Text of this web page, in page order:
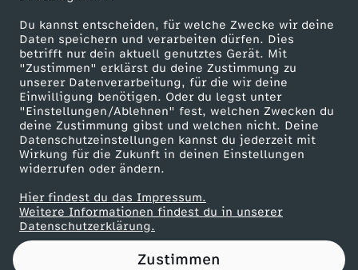
Du kannst entscheiden, für welche Zwecke wir deine
Daten speichern und verarbeiten dürfen. Dies
betrifft nur dein aktuell genutztes Gerät. Mit
"Zustimmen" erklärst du deine Zustimmung zu
unserer Datenverarbeitung, für die wir deine
Einwilligung benötigen. Oder du legst unter
"Einstellungen/Ablehnen" fest, welchen Zwecken du
deine Zustimmung gibst und welchen nicht. Deine
Datenschutzeinstellungen kannst du jederzeit mit
Wirkung für die Zukunft in deinen Einstellungen
widerrufen oder ändern.
Hier findest du das Impressum.
Weitere Informationen findest du in unserer
Datenschutzerklärung.
Zustimmen
m
i
r
v
e
r
z
ZDF goes Schule
Werbefernsehen
Mainzelmännchen
Partner